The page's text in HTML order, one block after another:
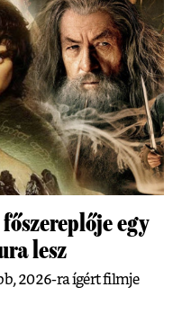
egy
lesz
2026-ra ígért filmje